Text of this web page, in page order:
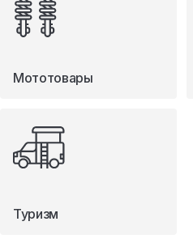
Мототовары
Туризм